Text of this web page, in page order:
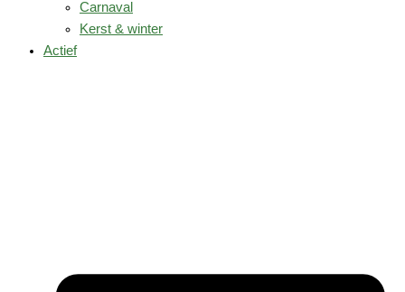
Carnaval
Kerst & winter
Actief